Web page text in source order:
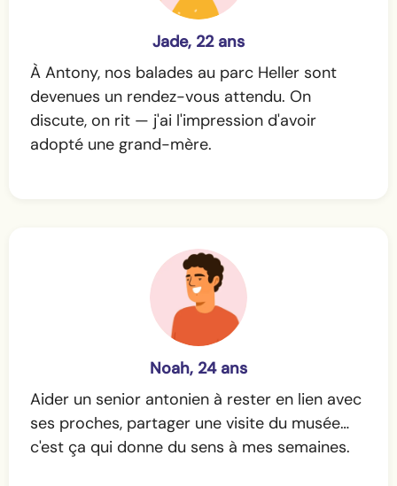
Jade, 22 ans
À Antony, nos balades au parc Heller sont
devenues un rendez-vous attendu. On
discute, on rit — j'ai l'impression d'avoir
adopté une grand-mère.
Noah, 24 ans
Aider un senior antonien à rester en lien avec
ses proches, partager une visite du musée…
c'est ça qui donne du sens à mes semaines.